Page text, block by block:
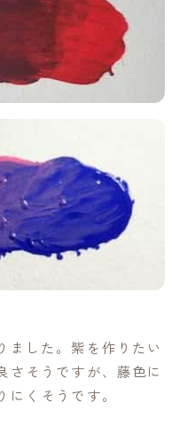
ました。紫を作りたい
さそうですが、藤色に
くそうです。